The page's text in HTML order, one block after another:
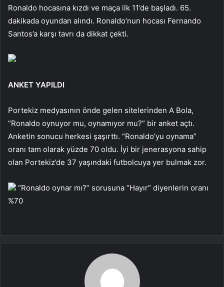
Ronaldo hocasına kızdı ve maça ilk 11’de başladı. 65.
dakikada oyundan alındı. Ronaldo’nun hocası Fernando
Santos’a karşı tavrı da dikkat çekti.
ANKET YAPILDI
Portekiz medyasının önde gelen sitelerinden A Bola,
“Ronaldo oynuyor mu, oynamıyor mu?” bir anket açtı.
Anketin sonucu herkesi şaşırttı. “Ronaldo’yu oynama”
oranı tam olarak yüzde 70 oldu. İyi bir jenerasyona sahip
olan Portekiz’de 37 yaşındaki futbolcuya yer bulmak zor.
“Ronaldo oynar mı?” sorusuna “Hayır” diyenlerin oranı
%70